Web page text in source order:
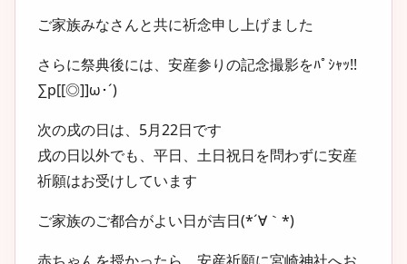
ご家族みなさんと共に祈念申し上げました
さらに祭典後には、安産参りの記念撮影をﾊﾟｼｬｯ!!
∑p[[◎]]ω･´)
次の戌の日は、5月22日です
戌の日以外でも、平日、土日祝日を問わずに安産
祈願はお受けしています
ご家族のご都合がよい日が吉日(*´∀｀*)